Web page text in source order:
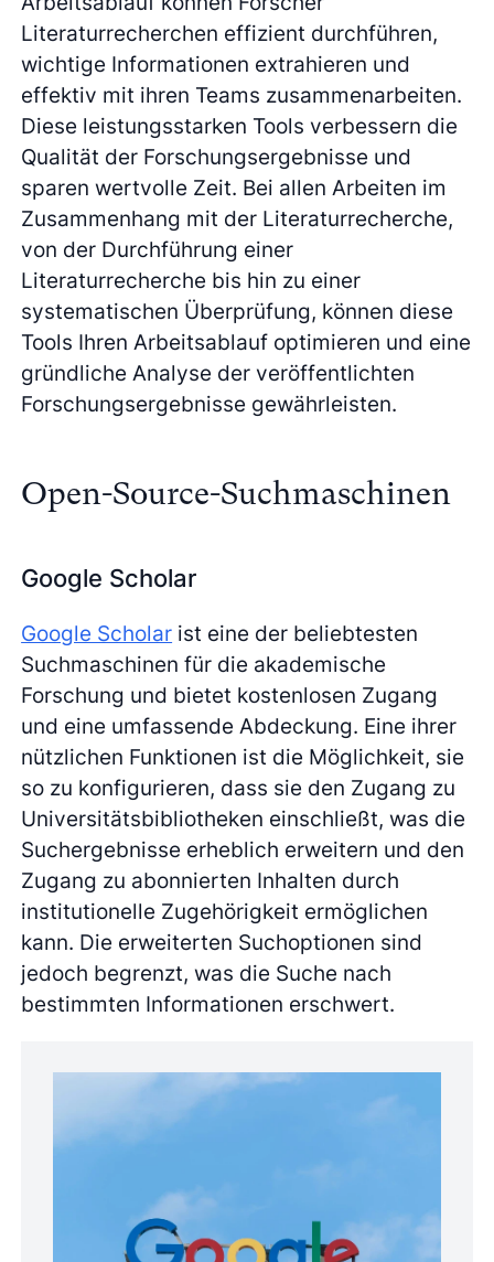
Literaturrecherchen effizient durchführen,
wichtige Informationen extrahieren und
effektiv mit ihren Teams zusammenarbeiten.
Diese leistungsstarken Tools verbessern die
Qualität der Forschungsergebnisse und
sparen wertvolle Zeit. Bei allen Arbeiten im
Zusammenhang mit der Literaturrecherche,
von der Durchführung einer
Literaturrecherche bis hin zu einer
systematischen Überprüfung, können diese
Tools Ihren Arbeitsablauf optimieren und eine
gründliche Analyse der veröffentlichten
Forschungsergebnisse gewährleisten.
Open-Source-Suchmaschinen
Google Scholar
Google Scholar ist eine der beliebtesten
Suchmaschinen für die akademische
Forschung und bietet kostenlosen Zugang
und eine umfassende Abdeckung. Eine ihrer
nützlichen Funktionen ist die Möglichkeit, sie
so zu konfigurieren, dass sie den Zugang zu
Universitätsbibliotheken einschließt, was die
Suchergebnisse erheblich erweitern und den
Zugang zu abonnierten Inhalten durch
institutionelle Zugehörigkeit ermöglichen
kann. Die erweiterten Suchoptionen sind
jedoch begrenzt, was die Suche nach
bestimmten Informationen erschwert.